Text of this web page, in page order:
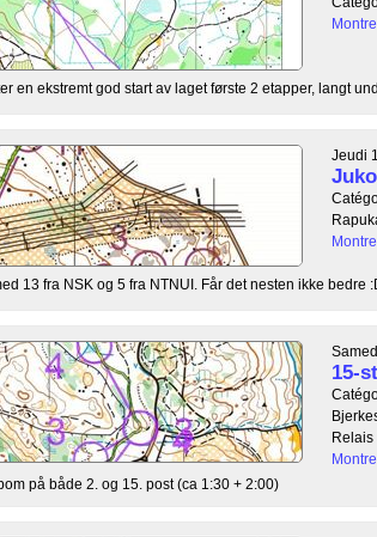
en ekstremt god start av laget første 2 etapper, langt
Jeudi
13 fra NSK og 5 fra NTNUI. Får det nesten ikke bedre
15-
Relais
på både 2. og 15. post (ca 1:30 + 2:00)